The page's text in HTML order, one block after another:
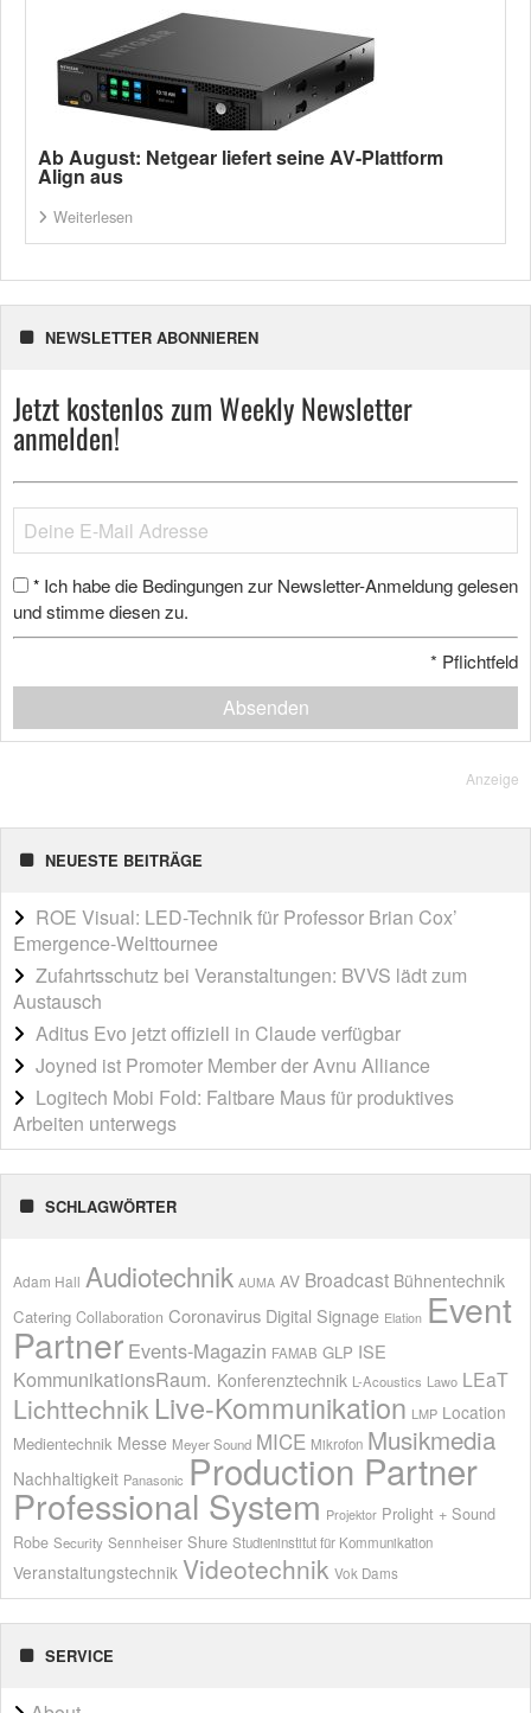
Ab August: Netgear liefert seine AV-Plattform
Align aus
Weiterlesen
NEWSLETTER ABONNIEREN
Jetzt kostenlos zum Weekly Newsletter
anmelden!
* Ich habe die Bedingungen zur Newsletter-Anmeldung gelesen
und stimme diesen zu.
* Pflichtfeld
Absenden
Anzeige
NEUESTE BEITRÄGE
ROE Visual: LED-Technik für Professor Brian Cox’
Emergence-Welttournee
Zufahrtsschutz bei Veranstaltungen: BVVS lädt zum
Austausch
Aditus Evo jetzt offiziell in Claude verfügbar
Joyned ist Promoter Member der Avnu Alliance
Logitech Mobi Fold: Faltbare Maus für produktives
Arbeiten unterwegs
SCHLAGWÖRTER
Adam Hall Audiotechnik AUMA AV Broadcast Bühnentechnik
Catering Collaboration Coronavirus Digital Signage Elation Event
Partner Events-Magazin FAMAB GLP ISE
KommunikationsRaum. Konferenztechnik L-Acoustics Lawo LEaT
Lichttechnik Live-Kommunikation LMP Location
Medientechnik Messe Meyer Sound MICE Mikrofon Musikmedia
Nachhaltigkeit Panasonic Production Partner
Professional System Projektor Prolight + Sound
Robe Security Sennheiser Shure Studieninstitut für Kommunikation
Veranstaltungstechnik Videotechnik Vok Dams
SERVICE